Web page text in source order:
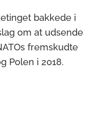
bakkede i
om at udsende
fremskudte
Polen i 2018.